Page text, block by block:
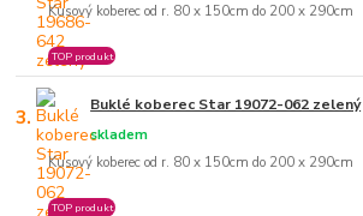
Kusový koberec od r. 80 x 150cm do 200 x 290cm
TOP produkt
3. Buklé koberec Star 19072-062 zelený
Kusový koberec od r. 80 x 150cm do 200 x 290cm
skladem
TOP produkt